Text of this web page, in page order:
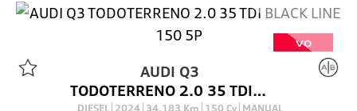
VO
AUDI Q3
TODOTERRENO 2.0 35 TDI BLACK LINE 150 5P
DIESEL 2024 34.183 Km 150 Cv MANUAL